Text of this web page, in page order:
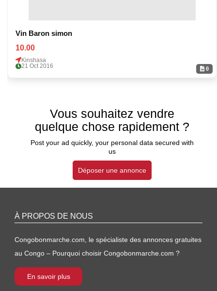
0
Vin Baron simon
10.00
Kinshasa
21 Oct 2016
Vous souhaitez vendre
quelque chose rapidement ?
Post your ad quickly, your personal data secured with
us
Déposer une annonce
À PROPOS DE NOUS
Congobonmarche.com, le spécialiste des annonces gratuites
au Congo – Pourquoi choisir Congobonmarche.com ?
En savoir plus